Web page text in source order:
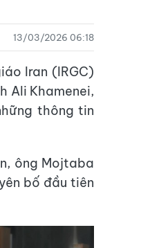
13/03/2026 06:18
Iran (IRGC)
Ali Khamenei,
thông tin
ông Mojtaba
bố đầu tiên